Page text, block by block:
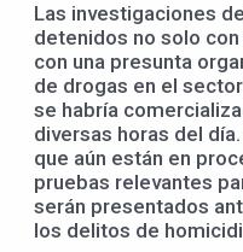
Las investigaciones
detenidos no solo
con una presunta
de drogas en el
se habría
diversas horas del
que aún están en
pruebas relevantes
serán presentados
los delitos de